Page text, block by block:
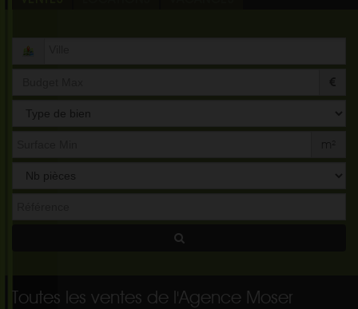
Type
Toutes les ventes de l'Agence Moser